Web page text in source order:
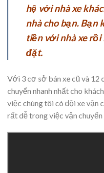
hệ với nhà xe
nhà cho bạn. Bạn
tiền với nhà xe rồi
đặt.
Với 3 cơ sở bán xe cũ và 12
chuyển nhanh nhất cho
việc chúng tôi có đội xe vận
rất dễ trong việc vận